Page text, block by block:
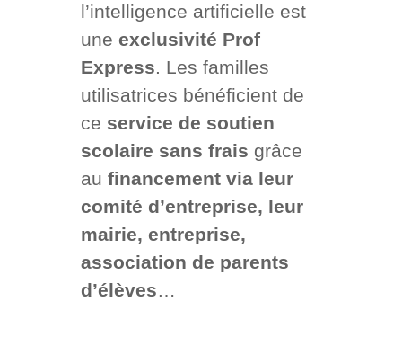
l’intelligence artificielle est
une exclusivité Prof
Express. Les familles
utilisatrices bénéficient de
ce service de soutien
scolaire sans frais grâce
au financement via leur
comité d’entreprise, leur
mairie, entreprise,
association de parents
d’élèves…